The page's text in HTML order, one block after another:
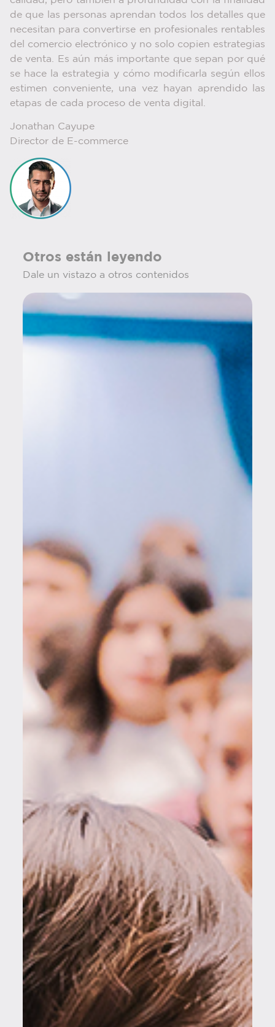
de que las personas aprendan todos los detalles que
necesitan para convertirse en profesionales rentables
del comercio electrónico y no solo copien estrategias
de venta. Es aún más importante que sepan por qué
se hace la estrategia y cómo modificarla según ellos
estimen conveniente, una vez hayan aprendido las
etapas de cada proceso de venta digital.
Jonathan Cayupe
Director de E-commerce
Otros están leyendo
Dale un vistazo a otros contenidos